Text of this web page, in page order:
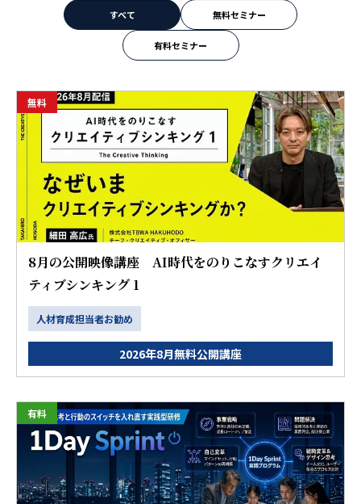
すべて 無料セミナー
有料セミナー
無料
8月の公開映像講座 AI時代をのりこなすクリエイ
ティブシンキング 1
人材育成担当者お勧め
2026年8月無料公開講座
有料